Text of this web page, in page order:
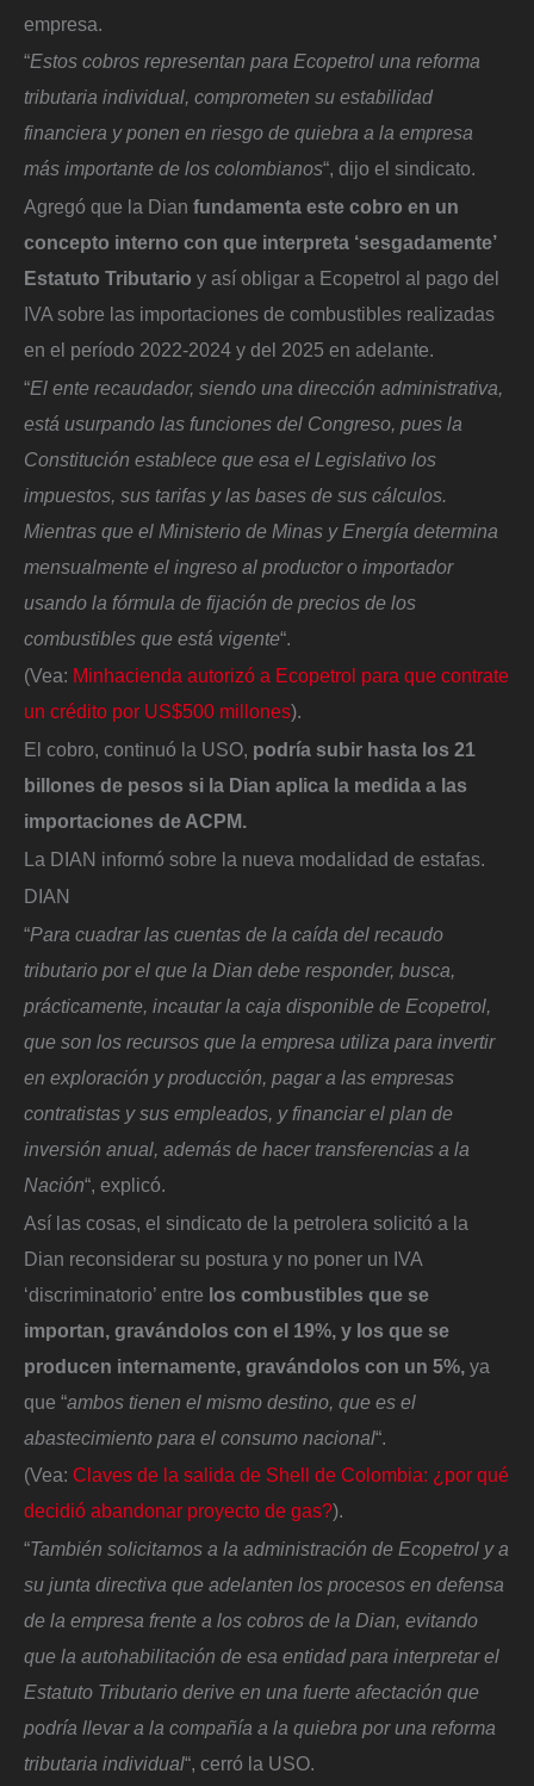
empresa.
“Estos cobros representan para Ecopetrol una reforma
tributaria individual, comprometen su estabilidad
financiera y ponen en riesgo de quiebra a la empresa
más importante de los colombianos“, dijo el sindicato.
Agregó que la Dian fundamenta este cobro en un
concepto interno con que interpreta ‘sesgadamente’
Estatuto Tributario y así obligar a Ecopetrol al pago del
IVA sobre las importaciones de combustibles realizadas
en el período 2022-2024 y del 2025 en adelante.
“El ente recaudador, siendo una dirección administrativa,
está usurpando las funciones del Congreso, pues la
Constitución establece que esa el Legislativo los
impuestos, sus tarifas y las bases de sus cálculos.
Mientras que el Ministerio de Minas y Energía determina
mensualmente el ingreso al productor o importador
usando la fórmula de fijación de precios de los
combustibles que está vigente“.
(Vea: Minhacienda autorizó a Ecopetrol para que contrate
un crédito por US$500 millones).
El cobro, continuó la USO, podría subir hasta los 21
billones de pesos si la Dian aplica la medida a las
importaciones de ACPM.
La DIAN informó sobre la nueva modalidad de estafas.
DIAN
“Para cuadrar las cuentas de la caída del recaudo
tributario por el que la Dian debe responder, busca,
prácticamente, incautar la caja disponible de Ecopetrol,
que son los recursos que la empresa utiliza para invertir
en exploración y producción, pagar a las empresas
contratistas y sus empleados, y financiar el plan de
inversión anual, además de hacer transferencias a la
Nación“, explicó.
Así las cosas, el sindicato de la petrolera solicitó a la
Dian reconsiderar su postura y no poner un IVA
‘discriminatorio’ entre los combustibles que se
importan, gravándolos con el 19%, y los que se
producen internamente, gravándolos con un 5%, ya
que “ambos tienen el mismo destino, que es el
abastecimiento para el consumo nacional“.
(Vea: Claves de la salida de Shell de Colombia: ¿por qué
decidió abandonar proyecto de gas?).
“También solicitamos a la administración de Ecopetrol y a
su junta directiva que adelanten los procesos en defensa
de la empresa frente a los cobros de la Dian, evitando
que la autohabilitación de esa entidad para interpretar el
Estatuto Tributario derive en una fuerte afectación que
podría llevar a la compañía a la quiebra por una reforma
tributaria individual“, cerró la USO.